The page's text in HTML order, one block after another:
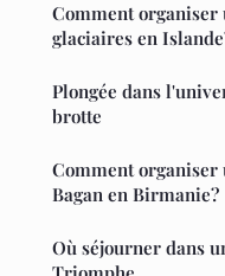
Comment organiser
glaciaires en
Plongée dans
brotte
Comment organiser
Bagan en Birmanie?
Où séjourner dans